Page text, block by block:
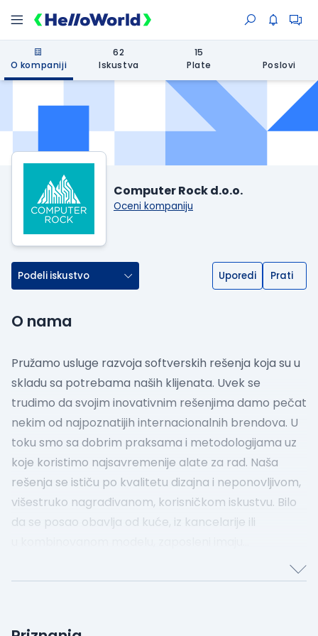
O kompaniji
62
Iskustva
15
Plate
Poslovi
Computer Rock d.o.o.
Oceni kompaniju
Podeli iskustvo Uporedi Prati
O nama
Pružamo usluge razvoja softverskih rešenja koja su u
skladu sa potrebama naših klijenata. Uvek se
trudimo da svojim inovativnim rešenjima damo pečat
nekim od najpoznatijih internacionalnih brendova. U
toku smo sa dobrim praksama i metodologijama uz
koje koristimo najsavremenije alate za rad. Naša
rešenja se ističu po kvalitetu dizajna i neponovljivom,
višestruko nagrađivanom, korisničkom iskustvu. Bilo
da se posao obavlja od kuće, iz kancelarije ili
pružati satisfakciju. Naša kancelarija smeštena je u